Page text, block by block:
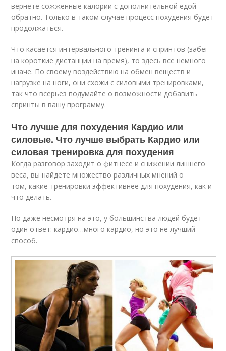
вернете сожженные калории с дополнительной едой
обратно. Только в таком случае процесс похудения будет
продолжаться.
Что касается интервального тренинга и спринтов (забег
на короткие дистанции на время), то здесь всё немного
иначе. По своему воздействию на обмен веществ и
нагрузке на ноги, они схожи с силовыми тренировками,
так что всерьез подумайте о возможности добавить
спринты в вашу программу.
Что лучше для похудения Кардио или
силовые. Что лучше выбрать Кардио или
силовая тренировка для похудения
Когда разговор заходит о фитнесе и снижении лишнего
веса, вы найдете множество различных мнений о
том, какие тренировки эффективнее для похудения, как и
что делать.
Но даже несмотря на это, у большинства людей будет
один ответ: кардио…много кардио, но это не лучший
способ.